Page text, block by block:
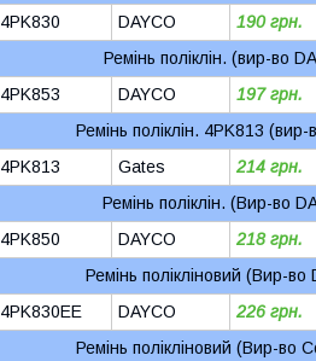
4PK830
DAYCO 190 грн.
Ремінь поліклін. (вир-во
4PK853
DAYCO 197 грн.
Ремінь поліклін. 4PK813
4PK813
Gates 214 грн.
Ремінь поліклін. (Вир-во
4PK850
DAYCO 218 грн.
Ремінь полікліновий (Вир-во
4PK830EE
DAYCO 226 грн.
Ремінь полікліновий (Вир-во